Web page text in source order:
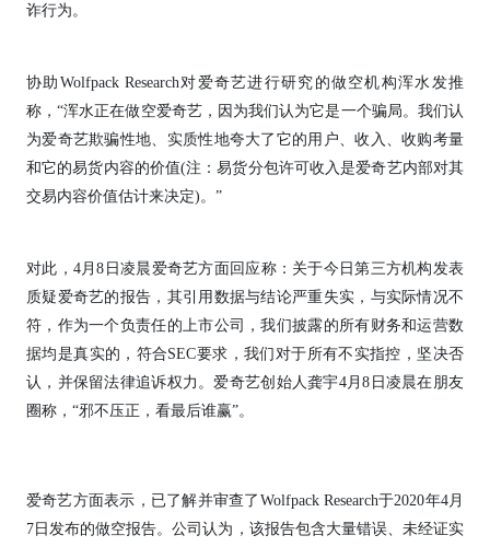
诈行为。
协助Wolfpack Research对爱奇艺进行研究的做空机构浑水发推
称，“浑水正在做空爱奇艺，因为我们认为它是一个骗局。我们认
为爱奇艺欺骗性地、实质性地夸大了它的用户、收入、收购考量
和它的易货内容的价值(注：易货分包许可收入是爱奇艺内部对其
交易内容价值估计来决定)。”
对此，4月8日凌晨爱奇艺方面回应称：关于今日第三方机构发表
质疑爱奇艺的报告，其引用数据与结论严重失实，与实际情况不
符，作为一个负责任的上市公司，我们披露的所有财务和运营数
据均是真实的，符合SEC要求，我们对于所有不实指控，坚决否
认，并保留法律追诉权力。爱奇艺创始人龚宇4月8日凌晨在朋友
圈称，“邪不压正，看最后谁赢”。
爱奇艺方面表示，已了解并审查了Wolfpack Research于2020年4月
7日发布的做空报告。公司认为，该报告包含大量错误、未经证实